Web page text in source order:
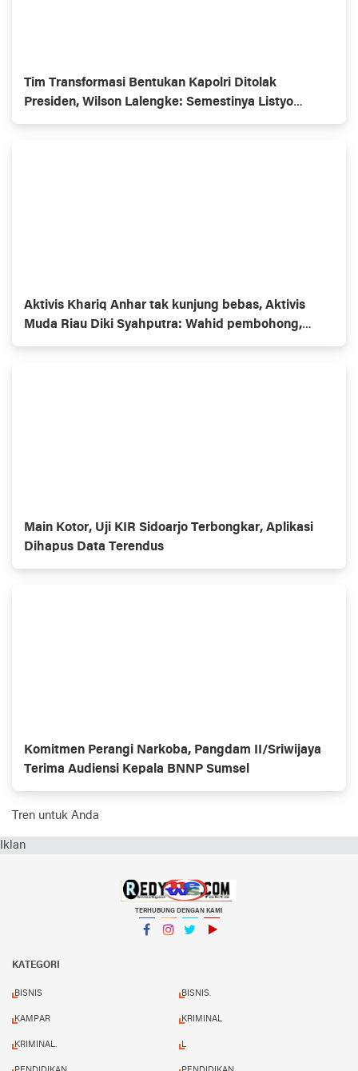
Tim Transformasi Bentukan Kapolri Ditolak
Presiden, Wilson Lalengke: Semestinya Listyo
Mundur Saja
Aktivis Khariq Anhar tak kunjung bebas, Aktivis
Muda Riau Diki Syahputra: Wahid pembohong,
Gubernur omon2
Main Kotor, Uji KIR Sidoarjo Terbongkar, Aplikasi
Dihapus Data Terendus
Komitmen Perangi Narkoba, Pangdam II/Sriwijaya
Terima Audiensi Kepala BNNP Sumsel
Tren untuk Anda
Iklan
TERHUBUNG DENGAN KAMI
KATEGORI
BISNIS BISNIS.
KAMPAR KRIMINAL
KRIMINAL. L